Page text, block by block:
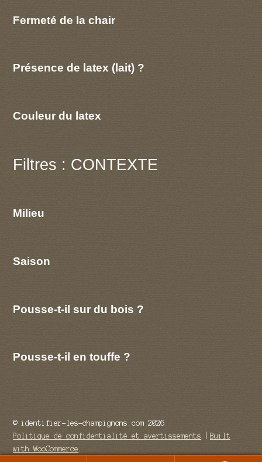
Fermeté de la chair
Présence de latex (lait) ?
Couleur du latex
Filtres : CONTEXTE
Milieu
Saison
Pousse-t-il sur du bois ?
Pousse-t-il en touffe ?
© identifier-les-champignons.com 2026
Politique de confidentialité et avertissements
Built
with WooCommerce